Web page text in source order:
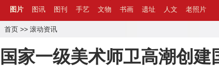
图片
图讯 图刊 手艺 文物 书画 遗址 人文 老照片
首页 >> 滚动资讯
国家一级美术师卫高潮创